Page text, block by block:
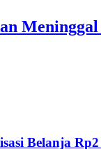
Belanja